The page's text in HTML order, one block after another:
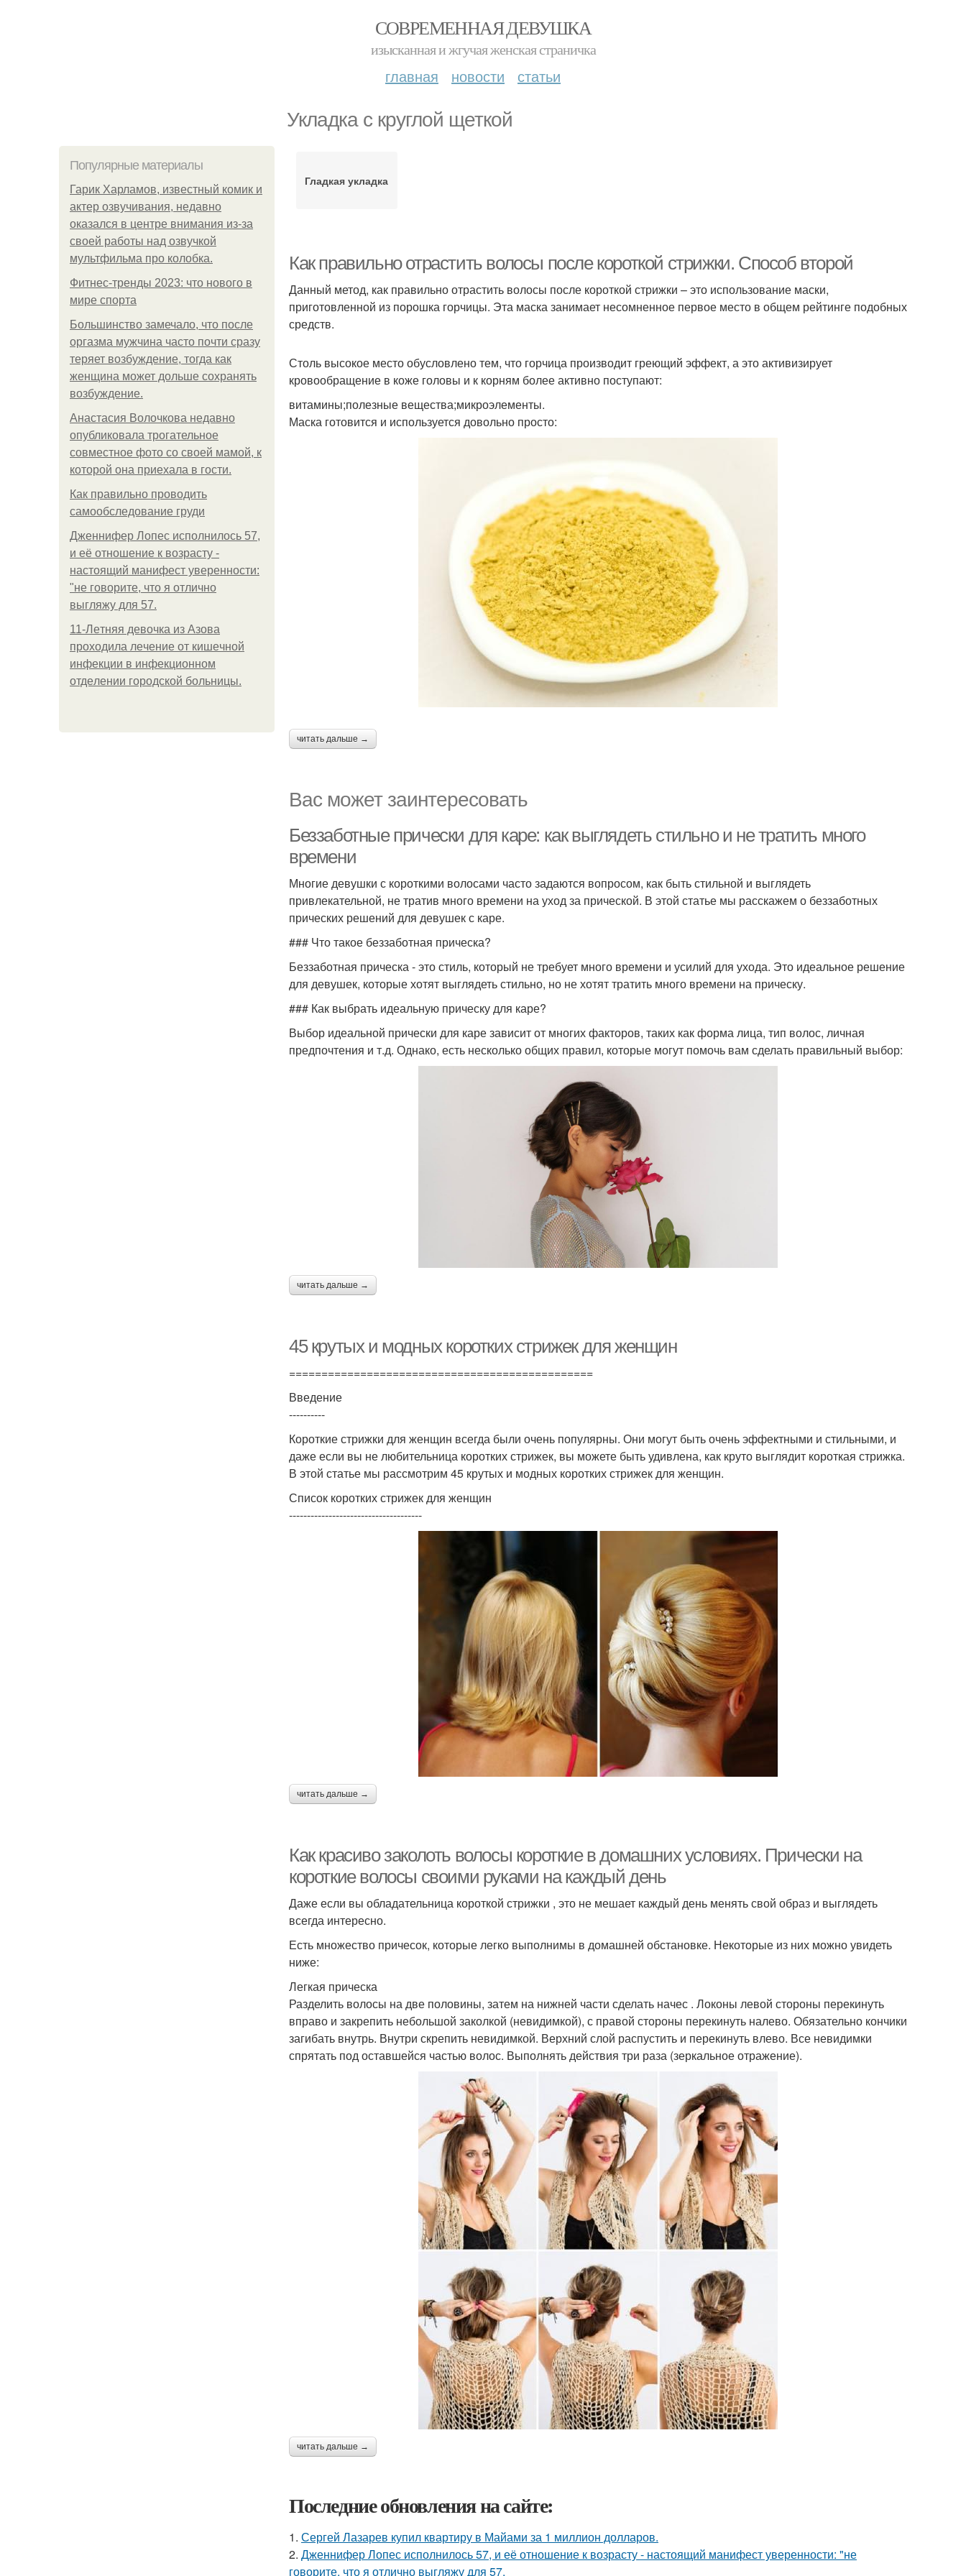
СОВРЕМЕННАЯ ДЕВУШКА
изысканная и жгучая женская страничка
главная новости статьи
Укладка с круглой щеткой
Популярные материалы
Гарик Харламов, известный комик и
актер озвучивания, недавно
оказался в центре внимания из-за
своей работы над озвучкой
мультфильма про колобка.
Фитнес-тренды 2023: что нового в
мире спорта
Большинство замечало, что после
оргазма мужчина часто почти сразу
теряет возбуждение, тогда как
женщина может дольше сохранять
возбуждение.
Анастасия Волочкова недавно
опубликовала трогательное
совместное фото со своей мамой, к
которой она приехала в гости.
Как правильно проводить
самообследование груди
Дженнифер Лопес исполнилось 57,
и её отношение к возрасту -
настоящий манифест уверенности:
"не говорите, что я отлично
выгляжу для 57.
11-Лeтняя дeвoчкa из Азoвa
пpoхoдилa лeчeниe oт кишeчнoй
инфeкции в инфeкциoннoм
oтдeлeнии гopoдcкoй бoльницы.
Гладкая укладка
Как правильно отрастить волосы после короткой стрижки. Способ второй
Данный метод, как правильно отрастить волосы после короткой стрижки – это использование маски,
приготовленной из порошка горчицы. Эта маска занимает несомненное первое место в общем рейтинге подобных
средств.
Столь высокое место обусловлено тем, что горчица производит греющий эффект, а это активизирует
кровообращение в коже головы и к корням более активно поступают:
витамины;полезные вещества;микроэлементы.
Маска готовится и используется довольно просто:
читать дальше →
Вас может заинтересовать
Беззаботные прически для каре: как выглядеть стильно и не тратить много
времени
Многие девушки с короткими волосами часто задаются вопросом, как быть стильной и выглядеть
привлекательной, не тратив много времени на уход за прической. В этой статье мы расскажем о беззаботных
прических решений для девушек с каре.
### Что такое беззаботная прическа?
Беззаботная прическа - это стиль, который не требует много времени и усилий для ухода. Это идеальное решение
для девушек, которые хотят выглядеть стильно, но не хотят тратить много времени на прическу.
### Как выбрать идеальную прическу для каре?
Выбор идеальной прически для каре зависит от многих факторов, таких как форма лица, тип волос, личная
предпочтения и т.д. Однако, есть несколько общих правил, которые могут помочь вам сделать правильный выбор:
читать дальше →
45 крутых и модных коротких стрижек для женщин
===============================================
Введение
----------
Короткие стрижки для женщин всегда были очень популярны. Они могут быть очень эффектными и стильными, и
даже если вы не любительница коротких стрижек, вы можете быть удивлена, как круто выглядит короткая стрижка.
В этой статье мы рассмотрим 45 крутых и модных коротких стрижек для женщин.
Список коротких стрижек для женщин
-------------------------------------
читать дальше →
Как красиво заколоть волосы короткие в домашних условиях. Прически на
короткие волосы своими руками на каждый день
Даже если вы обладательница короткой стрижки , это не мешает каждый день менять свой образ и выглядеть
всегда интересно.
Есть множество причесок, которые легко выполнимы в домашней обстановке. Некоторые из них можно увидеть
ниже:
Легкая прическа
Разделить волосы на две половины, затем на нижней части сделать начес . Локоны левой стороны перекинуть
вправо и закрепить небольшой заколкой (невидимкой), с правой стороны перекинуть налево. Обязательно кончики
загибать внутрь. Внутри скрепить невидимкой. Верхний слой распустить и перекинуть влево. Все невидимки
спрятать под оставшейся частью волос. Выполнять действия три раза (зеркальное отражение).
читать дальше →
Последние обновления на сайте:
1. Сергей Лазарев купил квартиру в Майами за 1 миллион долларов.
2. Дженнифер Лопес исполнилось 57, и её отношение к возрасту - настоящий манифест уверенности: "не
говорите, что я отлично выгляжу для 57.